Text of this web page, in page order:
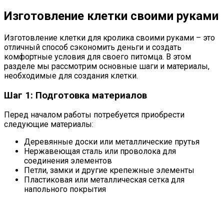
Изготовление клетки своими руками
Изготовление клетки для кролика своими руками – это
отличный способ сэкономить деньги и создать
комфортные условия для своего питомца. В этом
разделе мы рассмотрим основные шаги и материалы,
необходимые для создания клетки.
Шаг 1: Подготовка материалов
Перед началом работы потребуется приобрести
следующие материалы:
Деревянные доски или металлические прутья
Нержавеющая сталь или проволока для
соединения элементов
Петли, замки и другие крепежные элементы
Пластиковая или металлическая сетка для
напольного покрытия